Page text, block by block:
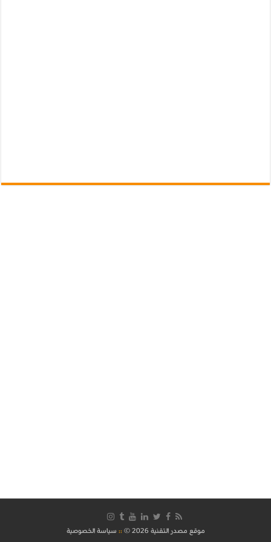
موقع مصدر التقنية 2026 © :: سياسة الخصوصية